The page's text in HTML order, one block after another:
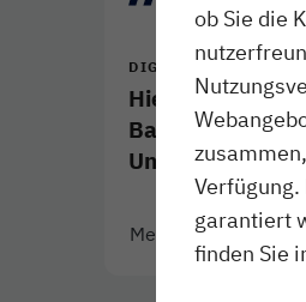
DIGITALE
Hier finden Sie
Unternehmen.
Mehr - Download
Link öffnet in
ob Sie die
garantiert
finden Sie